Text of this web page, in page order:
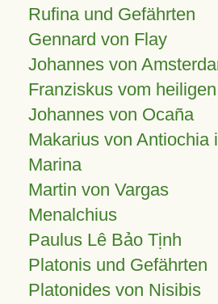
Rufina und Gefährten
Gennard von Flay
Johannes von
Franziskus vom
Johannes von Ocaña
Makarius von Antiochia
Marina
Martin von Vargas
Menalchius
Paulus Lê Bảo Tịnh
Platonis und Gefährten
Platonides von Nisibis